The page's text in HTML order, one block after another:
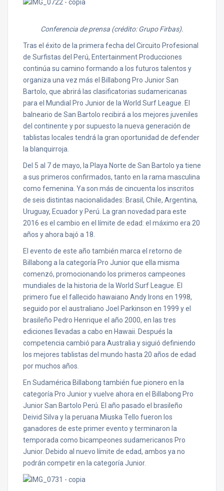
Conferencia de prensa (crédito: Grupo Firbas).
Tras el éxito de la primera fecha del Circuito Profesional
de Surfistas del Perú, Entertainment Producciones
continúa su camino formando a los futuros talentos y
organiza una vez más el Billabong Pro Junior San
Bartolo, que abrirá las clasificatorias sudamericanas
para el Mundial Pro Junior de la World Surf League. El
balneario de San Bartolo recibirá a los mejores juveniles
del continente y por supuesto la nueva generación de
tablistas locales tendrá la gran oportunidad de defender
la blanquirroja.
Del 5 al 7 de mayo, la Playa Norte de San Bartolo ya tiene
a sus primeros confirmados, tanto en la rama masculina
como femenina. Ya son más de cincuenta los inscritos
de seis distintas nacionalidades: Brasil, Chile, Argentina,
Uruguay, Ecuador y Perú. La gran novedad para este
2016 es el cambio en el límite de edad: el máximo era 20
años y ahora bajó a 18.
El evento de este año también marca el retorno de
Billabong a la categoría Pro Junior que ella misma
comenzó, promocionando los primeros campeones
mundiales de la historia de la World Surf League. El
primero fue el fallecido hawaiano Andy Irons en 1998,
seguido por el australiano Joel Parkinson en 1999 y el
brasileño Pedro Henrique el año 2000, en las tres
ediciones llevadas a cabo en Hawaii. Después la
competencia cambió para Australia y siguió definiendo
los mejores tablistas del mundo hasta 20 años de edad
por muchos años.
En Sudamérica Billabong también fue pionero en la
categoría Pro Junior y vuelve ahora en el Billabong Pro
Junior San Bartolo Perú. El año pasado el brasileño
Deivid Silva y la peruana Miuska Tello fueron los
ganadores de este primer evento y terminaron la
temporada como bicampeones sudamericanos Pro
Junior. Debido al nuevo límite de edad, ambos ya no
podrán competir en la categoría Junior.